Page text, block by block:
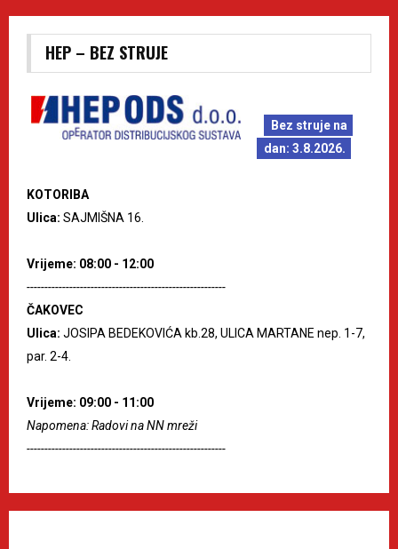
HEP – BEZ STRUJE
Bez struje na
dan: 3.8.2026.
KOTORIBA
Ulica: SAJMIŠNA 16.
Vrijeme: 08:00 - 12:00
--------------------------------------------------------
ČAKOVEC
Ulica: JOSIPA BEDEKOVIĆA kb.28, ULICA MARTANE nep. 1-7,
par. 2-4.
Vrijeme: 09:00 - 11:00
Napomena: Radovi na NN mreži
--------------------------------------------------------